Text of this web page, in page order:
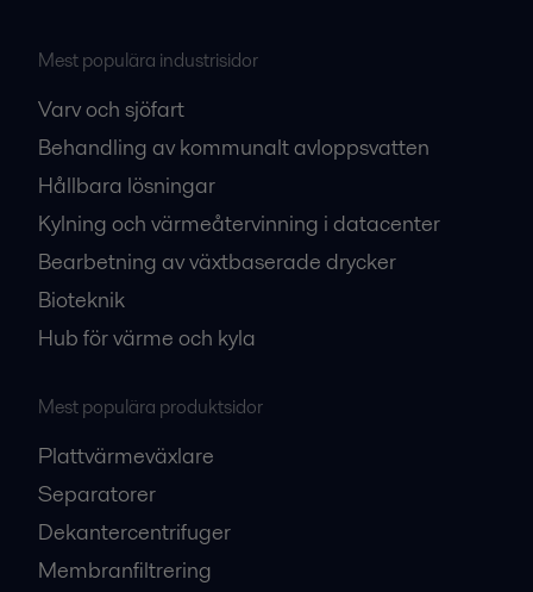
Mest populära industrisidor
Varv och sjöfart
Behandling av kommunalt avloppsvatten
Hållbara lösningar
Kylning och värmeåtervinning i datacenter
Bearbetning av växtbaserade drycker
Bioteknik
Hub för värme och kyla
Mest populära produktsidor
Plattvärmeväxlare
Separatorer
Dekantercentrifuger
Membranfiltrering